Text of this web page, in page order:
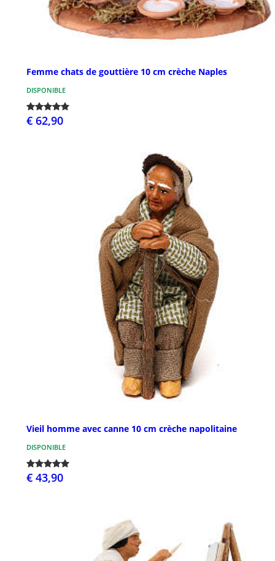
Femme chats de gouttière 10 cm crèche Naples
DISPONIBLE
€ 62,90
Vieil homme avec canne 10 cm crèche napolitaine
DISPONIBLE
€ 43,90